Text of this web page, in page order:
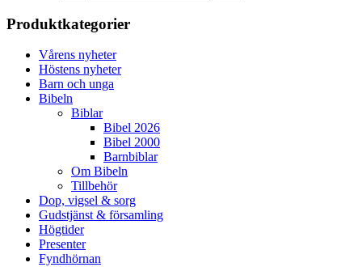
Produktkategorier
Vårens nyheter
Höstens nyheter
Barn och unga
Bibeln
Biblar
Bibel 2026
Bibel 2000
Barnbiblar
Om Bibeln
Tillbehör
Dop, vigsel & sorg
Gudstjänst & församling
Högtider
Presenter
Fyndhörnan